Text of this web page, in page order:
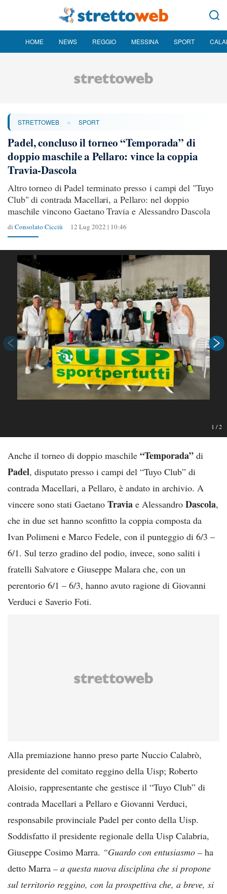
HOME NEWS REGGIO MESSINA SPORT
STRETTOWEB » SPORT
Padel, concluso il torneo “Temporada” di
doppio maschile a Pellaro: vince la coppia
Travia-Dascola
Altro torneo di Padel terminato presso i campi del "Tuyo
Club" di contrada Macellari, a Pellaro: nel doppio
maschile vincono Gaetano Travia e Alessandro Dascola
di Consolato Cicciù 12 Lug 2022 | 10:46
1 /2
Anche il torneo di doppio maschile “Temporada” di
Padel, disputato presso i campi del “Tuyo Club” di
contrada Macellari, a Pellaro, è andato in archivio. A
vincere sono stati Gaetano Travia e Alessandro Dascola,
che in due set hanno sconfitto la coppia composta da
Ivan Polimeni e Marco Fedele, con il punteggio di 6/3 –
6/1. Sul terzo gradino del podio, invece, sono saliti i
fratelli Salvatore e Giuseppe Malara che, con un
perentorio 6/1 – 6/3, hanno avuto ragione di Giovanni
Verduci e Saverio Foti.
Alla premiazione hanno preso parte Nuccio Calabrò,
presidente del comitato reggino della Uisp; Roberto
Aloisio, rappresentante che gestisce il “Tuyo Club” di
contrada Macellari a Pellaro e Giovanni Verduci,
responsabile provinciale Padel per conto della Uisp.
Soddisfatto il presidente regionale della Uisp Calabria,
Giuseppe Cosimo Marra. “Guardo con entusiasmo – ha
detto Marra – a questa nuova disciplina che si propone
sul territorio reggino, con la prospettiva che, a breve, si